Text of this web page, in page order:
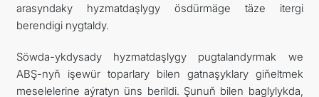
arasyndaky hyzmatdaşlygy ösdürmäge täze itergi
berendigi nygtaldy.
Söwda-ykdysady hyzmatdaşlygy pugtalandyrmak we
ABŞ-nyň işewür toparlary bilen gatnaşyklary giňeltmek
meselelerine aýratyn üns berildi. Şunuň bilen baglylykda,